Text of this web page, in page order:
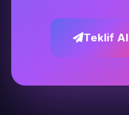
Teklif Al